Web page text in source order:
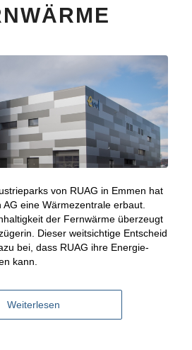
von RUAG in Emmen hat
eine Wärmezentrale erbaut.
der Fernwärme überzeugt
Dieser weitsichtige Entscheid
bei, dass RUAG ihre Energie-
kann.
Weiterlesen